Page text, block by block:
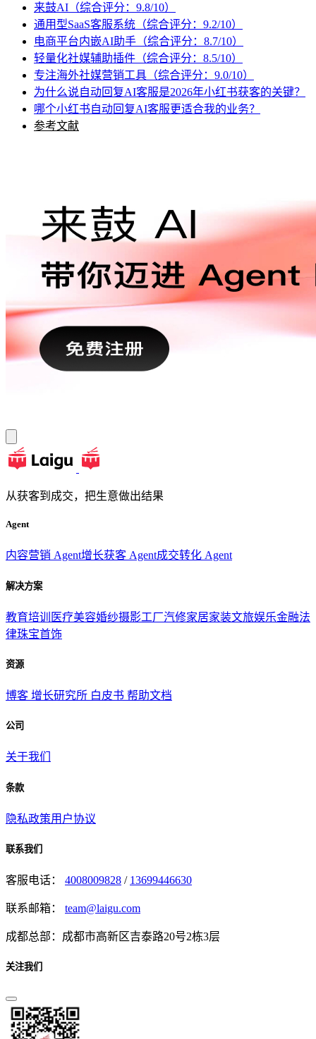
来鼓AI（综合评分：9.8/10）
通用型SaaS客服系统（综合评分：9.2/10）
电商平台内嵌AI助手（综合评分：8.7/10）
轻量化社媒辅助插件（综合评分：8.5/10）
专注海外社媒营销工具（综合评分：9.0/10）
为什么说自动回复AI客服是2026年小红书获客的关键？
哪个小红书自动回复AI客服更适合我的业务？
参考文献
从获客到成交，把生意做出结果
Agent
内容营销 Agent增长获客 Agent成交转化 Agent
解决方案
教育培训 医疗美容婚纱摄影工厂汽修家居家装文旅娱乐金融法
律珠宝首饰
资源
博客 增长研究所 白皮书 帮助文档
公司
关于我们
条款
隐私政策用户协议
联系我们
客服电话： 4008009828 / 13699446630
联系邮箱： team@laigu.com
成都总部：成都市高新区吉泰路20号2栋3层
关注我们